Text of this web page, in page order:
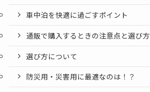
車中泊を快適に過ごすポイント
通販で購入するときの注意点と選び方
選び方について
防災用・災害用に最適なのは！？